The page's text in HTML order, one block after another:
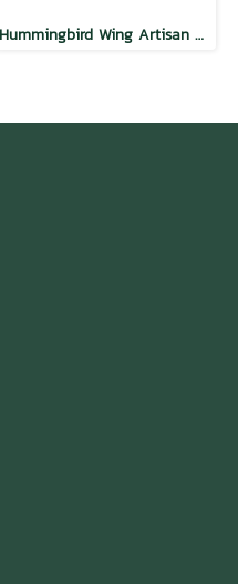
Hummingbird Wing Artisan Wood Ceiling